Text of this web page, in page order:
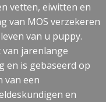
vetten, eiwitten en
van MOS verzekeren
van u puppy.
jarenlange
en is gebaseerd op
van een
en